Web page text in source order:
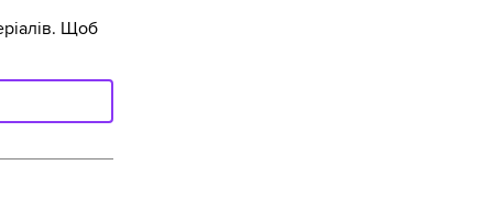
Щоб